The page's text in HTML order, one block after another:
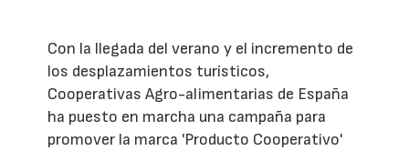
Con la llegada del verano y el incremento de
los desplazamientos turísticos,
Cooperativas Agro-alimentarias de España
ha puesto en marcha una campaña para
promover la marca 'Producto Cooperativo'